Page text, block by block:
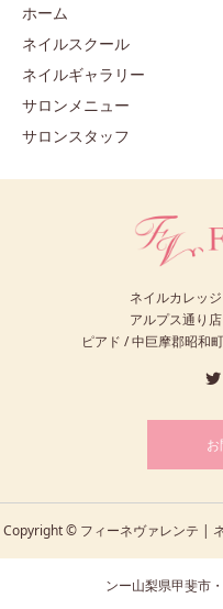
ホーム
ネイルスクール
ネイルギャラリー
サロンメニュー
サロンスタッフ
ネイルカレッ
アルプス通り
ピアド / 中巨摩郡昭和
Copyright © フィーネヴァレンテ |
ンー山梨県甲斐市